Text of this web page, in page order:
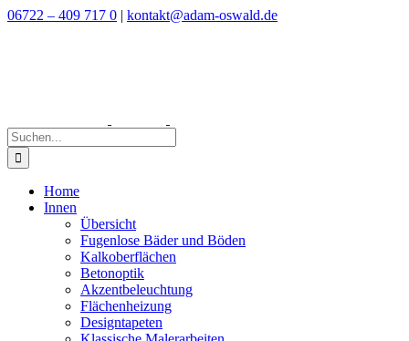
Zum
06722 – 409 717 0 | kontakt@adam-oswald.de
Suche
nach:
Home
Innen
Übersicht
Fugenlose Bäder und Böden
Kalkoberflächen
Betonoptik
Akzentbeleuchtung
Flächenheizung
Designtapeten